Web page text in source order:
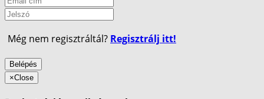
Még nem regisztráltál? Regisztrálj itt!
Belépés
×Close